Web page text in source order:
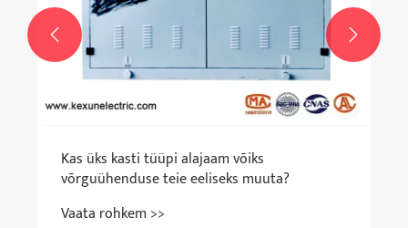
Kas üks kasti tüüpi alajaam võiks
võrguühenduse teie eeliseks muuta?
Vaata rohkem >>
 